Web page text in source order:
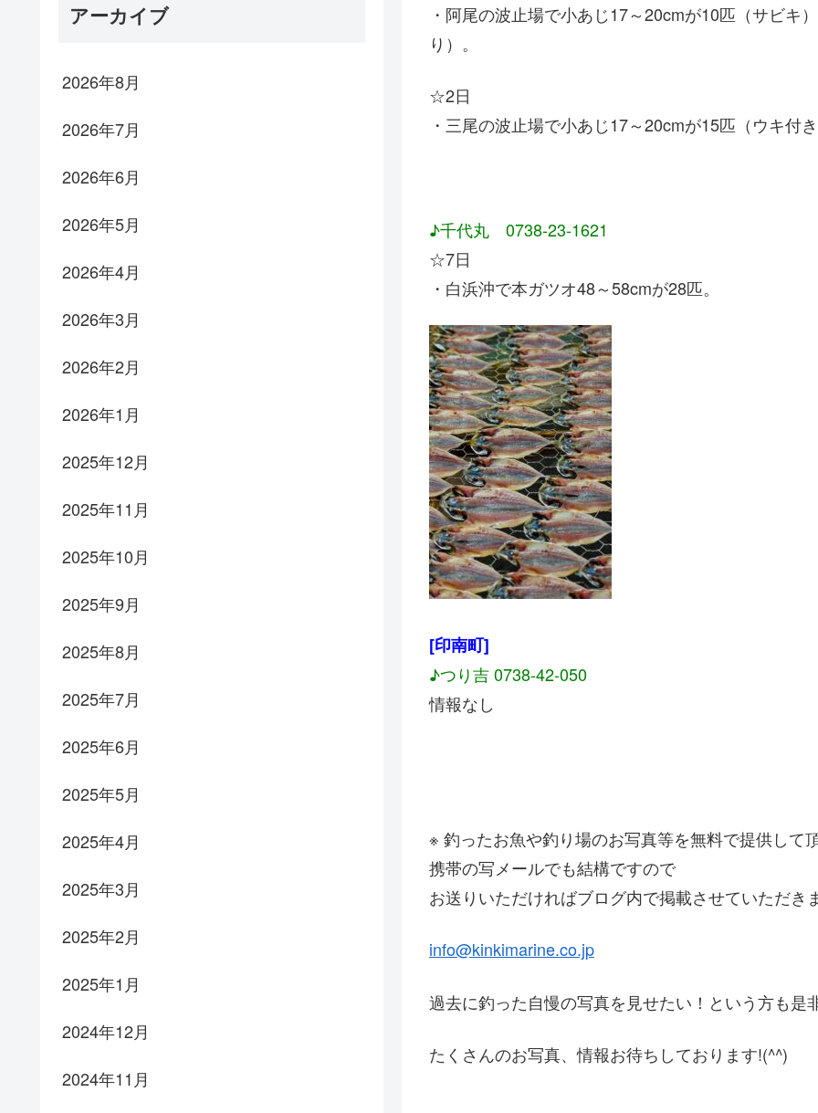
・阿尾の波止場で小あじ17～20cmが10匹（サビキ
り）。
☆2日
・三尾の波止場で小あじ17～20cmが15匹（ウキ付
♪千代丸 0738-23-1621
☆7日
・白浜沖で本ガツオ48～58cmが28匹。
[印南町]
♪つり吉 0738-42-050
情報なし
※ 釣ったお魚や釣り場のお写真等を無料で提供して
携帯の写メールでも結構ですので
お送りいただければブログ内で掲載させていただき
info@kinkimarine.co.jp
過去に釣った自慢の写真を見せたい！という方も
たくさんのお写真、情報お待ちしております!(^^)
アーカイブ
2026年8月
2026年7月
2026年6月
2026年5月
2026年4月
2026年3月
2026年2月
2026年1月
2025年12月
2025年11月
2025年10月
2025年9月
2025年8月
2025年7月
2025年6月
2025年5月
2025年4月
2025年3月
2025年2月
2025年1月
2024年12月
2024年11月